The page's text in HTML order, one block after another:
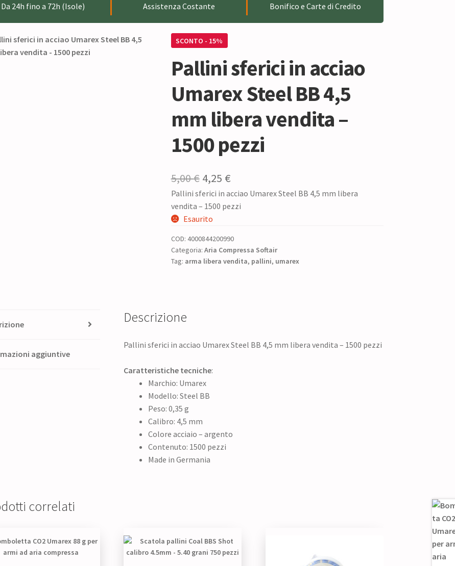
Da 24h fino a 72h (Isole) Assistenza Costante Bonifico e Carte di Credito
SCONTO - 15%
Pallini sferici in acciao
Umarex Steel BB 4,5
mm libera vendita –
1500 pezzi
5,00€ Il
prezzo
originale
5,00 €.
4,25 €Il
prezzo
4,25 €.
Pallini sferici in acciao Umarex Steel BB 4,5 mm libera
vendita – 1500 pezzi
Esaurito
COD: 4000844200990
Categoria: Aria Compressa Softair
Tag: arma libera vendita, pallini, umarex
aggiuntive
Descrizione
Pallini sferici in acciao Umarex Steel BB 4,5 mm libera vendita – 1500 pezzi
Caratteristiche tecniche:
Marchio: Umarex
Modello: Steel BB
Peso: 0,35 g
Calibro: 4,5 mm
Colore acciaio – argento
Contenuto: 1500 pezzi
Made in Germania
correlati